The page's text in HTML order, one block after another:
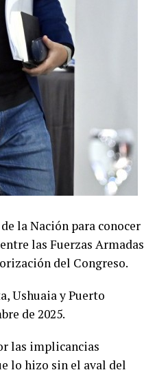
la Nación para conocer
las Fuerzas Armadas
del Congreso.
Ushuaia y Puerto
de 2025.
las implicancias
lo hizo sin el aval del